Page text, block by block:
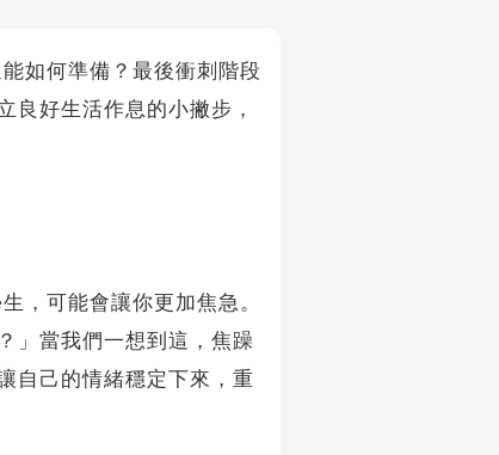
如何準備？最後衝刺階段
良好生活作息的小撇步，
，可能會讓你更加焦急。
」當我們一想到這，焦躁
自己的情緒穩定下來，重